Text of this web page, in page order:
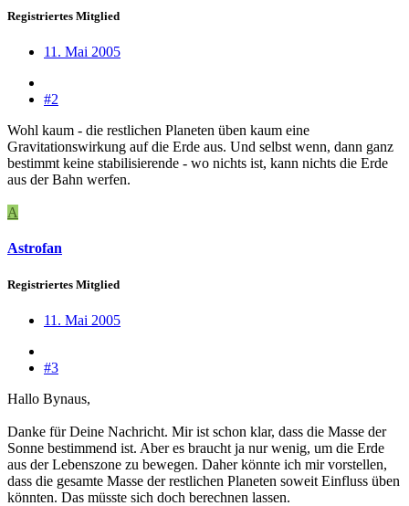
Registriertes Mitglied
11. Mai 2005
#2
Wohl kaum - die restlichen Planeten üben kaum eine
Gravitationswirkung auf die Erde aus. Und selbst wenn, dann ganz
bestimmt keine stabilisierende - wo nichts ist, kann nichts die Erde
aus der Bahn werfen.
A
Astrofan
Registriertes Mitglied
11. Mai 2005
#3
Hallo Bynaus,
Danke für Deine Nachricht. Mir ist schon klar, dass die Masse der
Sonne bestimmend ist. Aber es braucht ja nur wenig, um die Erde
aus der Lebenszone zu bewegen. Daher könnte ich mir vorstellen,
dass die gesamte Masse der restlichen Planeten soweit Einfluss üben
könnten. Das müsste sich doch berechnen lassen.